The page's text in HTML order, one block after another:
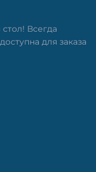
Всегда
для заказа